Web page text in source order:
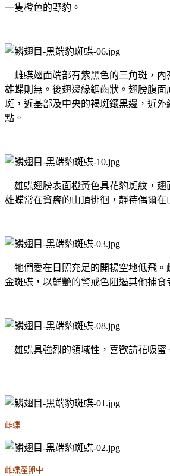
一隻橙色的野豹。
雌蝶翅面端部有紫黑色的三角斑，內
雄蝶則無。後翅邊緣鋸齒狀。翅膀腹面
斑，近基部及中央的褐斑鑲黑邊，近外
點。
雄蝶翅膀表面橙黃色具花豹斑紋，翅
雄蝶常在貧瘠的山頂徘徊，靜待偶爾在
牠們愛在日照充足的開揚空地低飛。
金斑蝶，以鮮艷的警戒色阻遏其他捕食
雄蝶具強烈的領域性，喜歡訪花吸蜜
雌蝶
雌蝶產卵中